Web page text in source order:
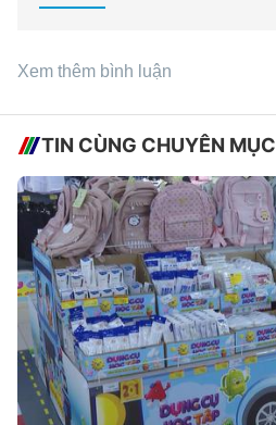
Xem thêm bình luận
TIN CÙNG CHUYÊN MỤC